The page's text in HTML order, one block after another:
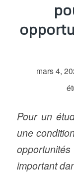
mars 4,
Pour un
une
important